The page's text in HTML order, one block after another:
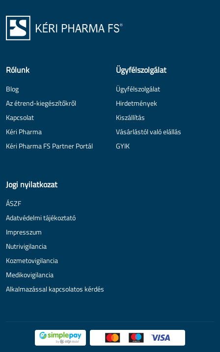
Rólunk
Blog
Az étrend-kiegészítőkről
Kapcsolat
Kéri Pharma
Kéri Pharma FS Partner Portál
Ügyfélszolgálat
Ügyfélszolgálat
Hirdetmények
Kiszállítás
Vásárlástól való elállás
GYIK
Jogi nyilatkozat
ÁSZF
Adatvédelmi tájékoztató
Impresszum
Nutrivigilancia
Kozmetovigilancia
Medikovigilancia
Alkalmazással kapcsolatos kérdés